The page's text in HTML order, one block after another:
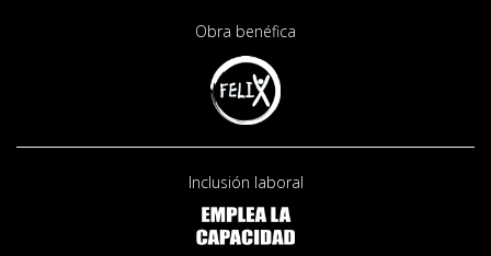
Obra benéfica
Inclusión laboral